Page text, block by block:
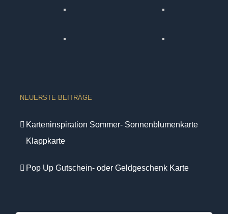
NEUERSTE BEITRÄGE
Karteninspiration Sommer- Sonnenblumenkarte
Klappkarte
Pop Up Gutschein- oder Geldgeschenk Karte